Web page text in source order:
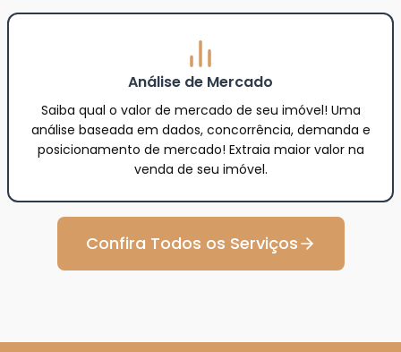
Análise de Mercado
Saiba qual o valor de mercado de seu imóvel! Uma
análise baseada em dados, concorrência, demanda e
posicionamento de mercado! Extraia maior valor na
venda de seu imóvel.
Confira Todos os Serviços